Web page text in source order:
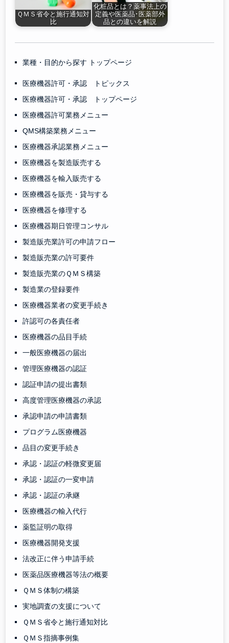
ＱＭＳ省令と施行通知対
比
化粧品とは？薬事法上の
定義や医薬品･医薬部外
品との違いを解説
業種・目的から探す トップページ
医療機器許可・承認 トピックス
医療機器許可・承認 トップページ
医療機器許可業務メニュー
QMS構築業務メニュー
医療機器承認業務メニュー
医療機器を製造販売する
医療機器を輸入販売する
医療機器を販売・貸与する
医療機器を修理する
医療機器期日管理コンサル
製造販売業許可の申請フロー
製造販売業の許可要件
製造販売業のＱＭＳ構築
製造業の登録要件
医療機器業者の変更手続き
許認可の各責任者
医療機器の品目手続
一般医療機器の届出
管理医療機器の認証
認証申請の提出書類
高度管理医療機器の承認
承認申請の申請書類
プログラム医療機器
品目の変更手続き
承認・認証の軽微変更届
承認・認証の一変申請
承認・認証の承継
医療機器の輸入代行
薬監証明の取得
医療機器開発支援
法改正に伴う申請手続
医薬品医療機器等法の概要
ＱＭＳ体制の構築
実地調査の支援について
ＱＭＳ省令と施行通知対比
ＱＭＳ指摘事例集